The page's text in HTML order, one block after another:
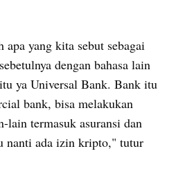
apa yang kita sebut sebagai
dengan bahasa lain
ya Universal Bank. Bank itu
bank, bisa melakukan
lain termasuk asuransi dan
nanti ada izin kripto," tutur